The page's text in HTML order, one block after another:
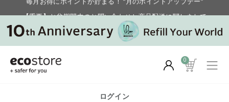
【重要】お盆期間中のお問い合わせと商品配送に関しまして
毎月お得にポイントが貯まる！ “月のポイントアップデー”
0
ログイン